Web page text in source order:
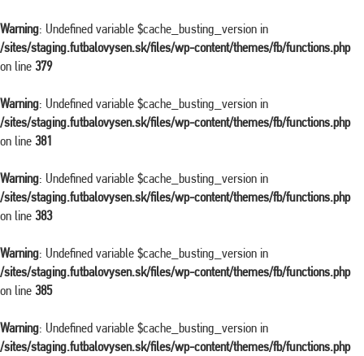
Warning: Undefined variable $cache_busting_version in
/sites/staging.futbalovysen.sk/files/wp-content/themes/fb/functions.php
on line 379
Warning: Undefined variable $cache_busting_version in
/sites/staging.futbalovysen.sk/files/wp-content/themes/fb/functions.php
on line 381
Warning: Undefined variable $cache_busting_version in
/sites/staging.futbalovysen.sk/files/wp-content/themes/fb/functions.php
on line 383
Warning: Undefined variable $cache_busting_version in
/sites/staging.futbalovysen.sk/files/wp-content/themes/fb/functions.php
on line 385
Warning: Undefined variable $cache_busting_version in
/sites/staging.futbalovysen.sk/files/wp-content/themes/fb/functions.php